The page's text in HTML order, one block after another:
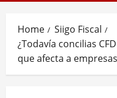
Home
Siigo Fiscal
¿Todavía concilias
que afecta a